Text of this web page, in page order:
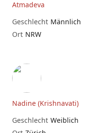
Atmadeva
Geschlecht Männlich
Ort NRW
Nadine (Krishnavati)
Geschlecht Weiblich